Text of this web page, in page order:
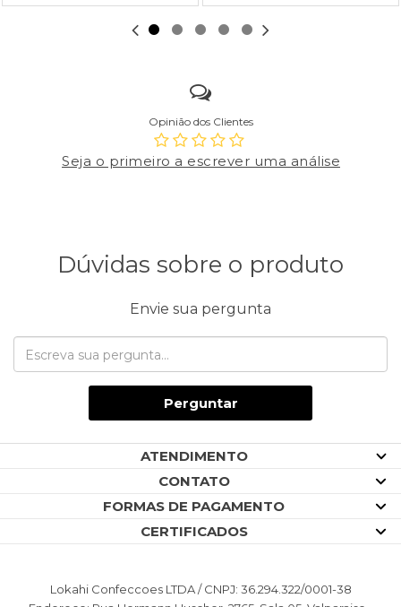
Opinião dos Clientes
Seja o primeiro a escrever uma análise
Dúvidas sobre o produto
Envie sua pergunta
Perguntar
ATENDIMENTO
CONTATO
FORMAS DE PAGAMENTO
CERTIFICADOS
Lokahi Confeccoes LTDA / CNPJ: 36.294.322/0001-38